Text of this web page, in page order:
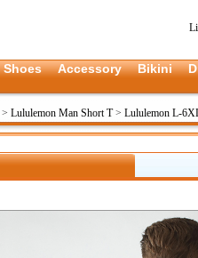
Shoes Accessory Bikini
> Lululemon Man Short T> Lululemon L-
上一张